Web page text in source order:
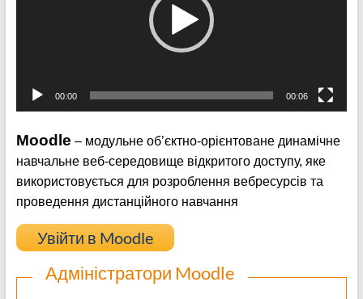
00:00 00:06
Moodle – модульне об’єктно-орієнтоване динамічне
навчальне веб-середовище відкритого доступу, яке
використовується для розроблення вебресурсів та
проведення дистанційного навчання
Увійти в Moodle
Адміністратори Moodle